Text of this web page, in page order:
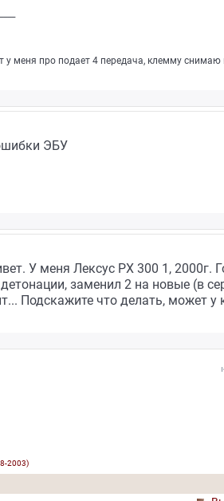
у меня про подает 4 передача, клемму
ЭБУ
У меня Лексус РХ 300 1, 2000г.
заменил 2 на новые (в
Подскажите что делать, может у
2003)